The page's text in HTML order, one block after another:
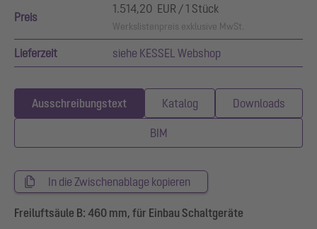
Preis
1.514,20 EUR / 1 Stück
Werkslistenpreis exklusive MwSt.
Lieferzeit siehe KESSEL Webshop
Ausschreibungstext Katalog Downloads
BIM
In die Zwischenablage kopieren
Freiluftsäule B: 460 mm, für Einbau Schaltgeräte